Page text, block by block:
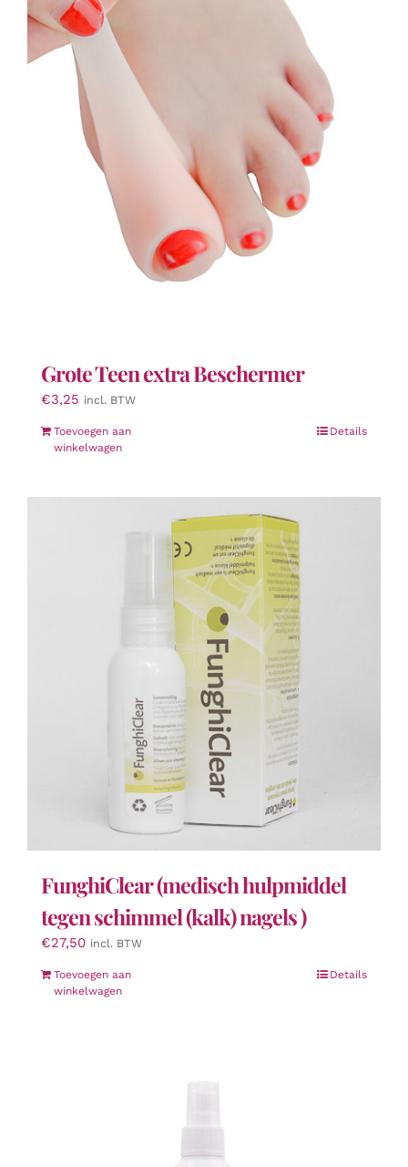
gekozen
worden
productpagina
Grote Teen extra Beschermer
€3,25 incl. BTW
Toevoegen aan
winkelwagen
Details
FunghiClear (medisch hulpmiddel
tegen schimmel (kalk) nagels )
€27,50 incl. BTW
Toevoegen aan
winkelwagen
Details